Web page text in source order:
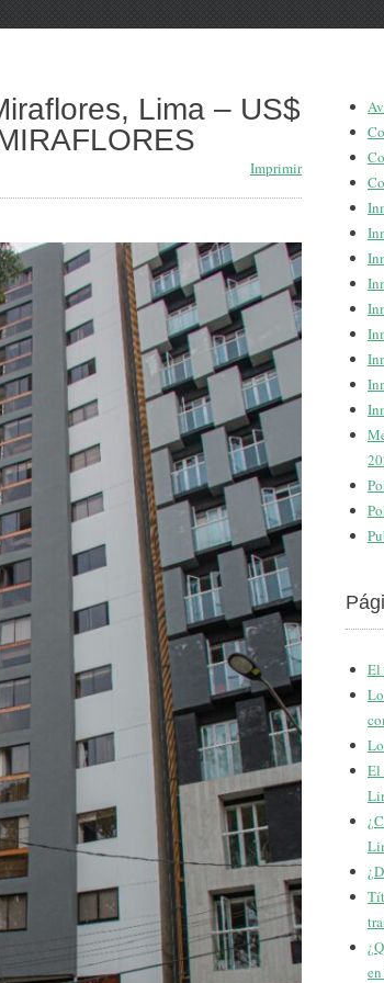
Lima – US$
Imprimir
El
El